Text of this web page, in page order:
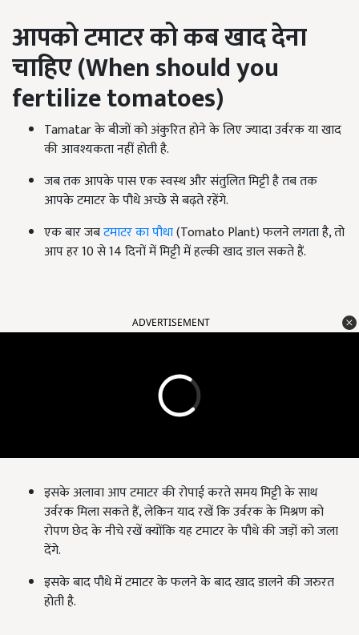
आपको टमाटर को कब खाद देना
चाहिए (When should you
fertilize tomatoes)
Tamatar के बीजों को अंकुरित होने के लिए ज्यादा उर्वरक या खाद
की आवश्यकता नहीं होती है.
जब तक आपके पास एक स्वस्थ और संतुलित मिट्टी है तब तक
आपके टमाटर के पौधे अच्छे से बढ़ते रहेंगे.
एक बार जबटमाटर का पौधा(Tomato Plant) फलने लगता है, तो
आप हर 10 से 14 दिनों में मिट्टी में हल्की खाद डाल सकते हैं.
ADVERTISEMENT
इसके अलावा आप टमाटर की रोपाई करते समय मिट्टी के साथ
उर्वरक मिला सकते हैं, लेकिन याद रखें कि उर्वरक के मिश्रण को
रोपण छेद के नीचे रखें क्योंकि यह टमाटर के पौधे की जड़ों को जला
देंगे.
इसके बाद पौधे में टमाटर के फलने के बाद खाद डालने की जरुरत
होती है.